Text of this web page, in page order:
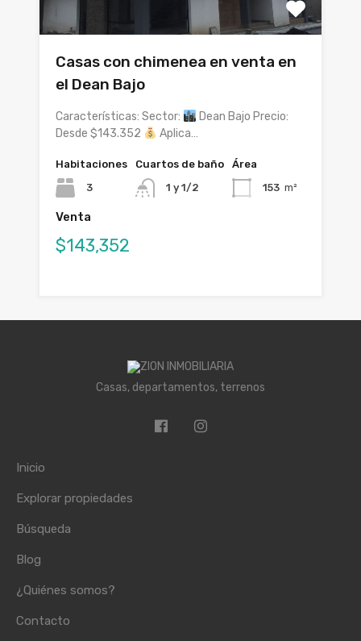
Casas con chimenea en venta en
el Dean Bajo
Características: Sector:
Dean Bajo Precio:
Desde $143.352
Aplica…
Habitaciones
3
Cuartos de baño
1 y 1/2
Área
153 m²
Venta
$143,352
Casas, departamentos, terrenos
Inicio
Explorar propiedades
Búsqueda
Blog
¿Quiénes somos?
Contacto